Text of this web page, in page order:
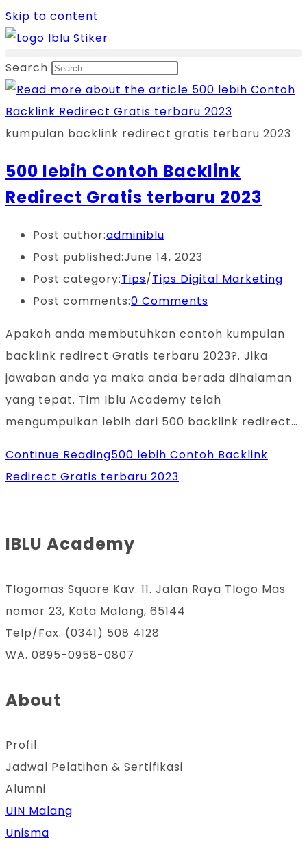
Skip to content
Search
kumpulan backlink redirect gratis terbaru 2023
500 lebih Contoh Backlink
Redirect Gratis terbaru 2023
Post author:adminiblu
Post published:June 14, 2023
Post category:Tips/Tips Digital Marketing
Post comments:0 Comments
Apakah anda membutuhkan contoh kumpulan
backlink redirect Gratis terbaru 2023?. Jika
jawaban anda ya maka anda berada dihalaman
yang tepat. Tim Iblu Academy telah
mengumpulkan lebih dari 500 backlink redirect…
Continue Reading500 lebih Contoh Backlink
Redirect Gratis terbaru 2023
IBLU Academy
Tlogomas Square Kav. 11. Jalan Raya Tlogo Mas
nomor 23, Kota Malang, 65144
Telp/Fax. (0341) 508 4128
WA. 0895-0958-0807
About
Profil
Jadwal Pelatihan & Sertifikasi
Alumni
UIN Malang
Unisma